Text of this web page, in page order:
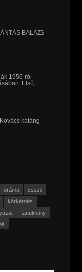
BALÁZS
1956-ról
Első,
katáng
dráma
esszé
körkérdés
tanulmány